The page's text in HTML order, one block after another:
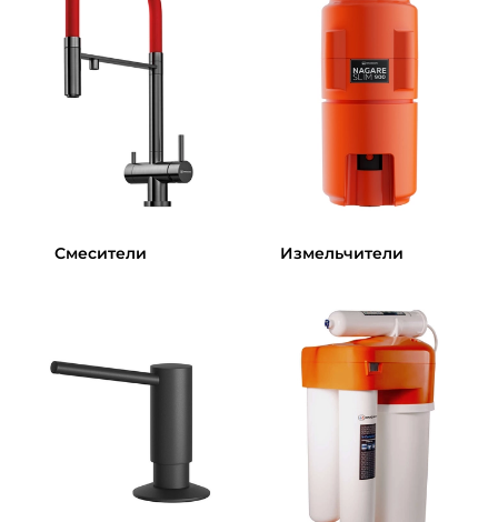
Смесители Измельчители